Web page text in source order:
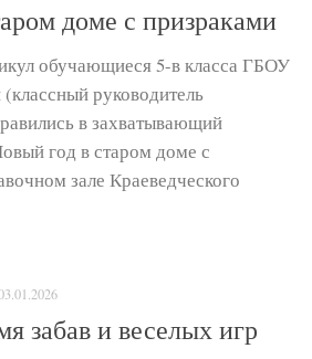
доме с призраками
обучающиеся 5-в класса ГБОУ
руководитель
в захватывающий
год в старом доме с
зале Краеведческого
забав и веселых игр